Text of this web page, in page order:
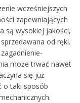
wcześniejszych
zapewniających
są wysokiej jakości,
od ręki.
może trwać nawet
się już
o taki sposób